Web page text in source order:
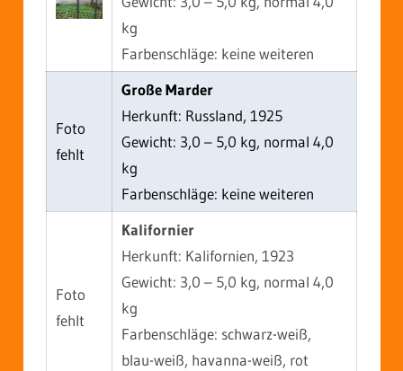
kg
Farbenschläge: keine weiteren
Foto
fehlt
Große Marder
Herkunft: Russland, 1925
Gewicht: 3,0 – 5,0 kg, normal 4,0
kg
Farbenschläge: keine weiteren
Foto
fehlt
Kalifornier
Herkunft: Kalifornien, 1923
Gewicht: 3,0 – 5,0 kg, normal 4,0
kg
Farbenschläge: schwarz-weiß,
blau-weiß, havanna-weiß, rot